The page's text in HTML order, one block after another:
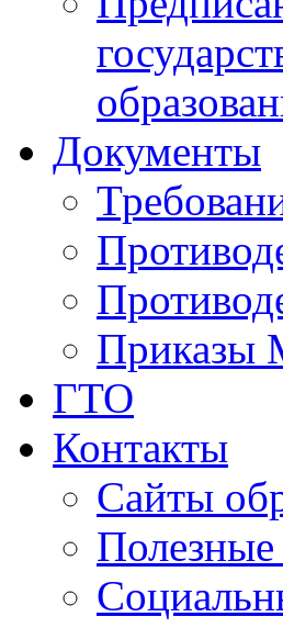
Документы
Приказы
ГТО
Контакты
Сайты